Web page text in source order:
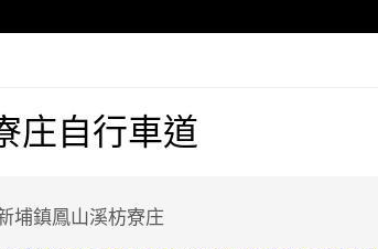
庄自行車道
鎮鳳山溪枋寮庄